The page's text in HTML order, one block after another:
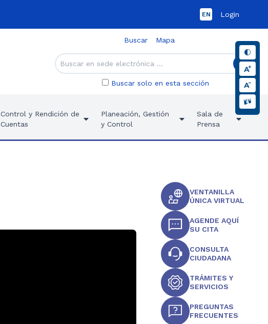
EN Login
Buscar Mapa
Buscar solo en esta sección
Control y Rendición de
Cuentas
Planeación, Gestión
y Control
Sala de
Prensa
VENTANILLA
ÚNICA VIRTUAL
AGENDE AQUÍ
SU CITA
CONSULTA
CIUDADANA
TRÁMITES Y
SERVICIOS
PREGUNTAS
FRECUENTES